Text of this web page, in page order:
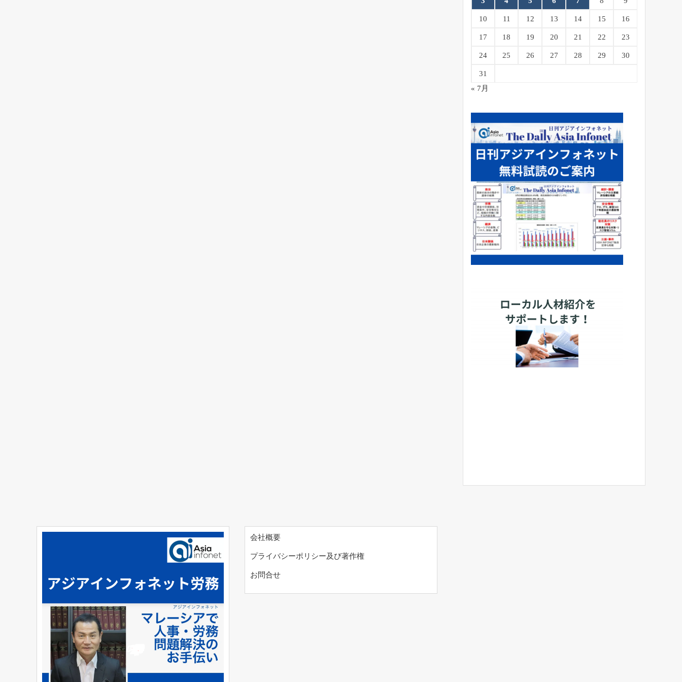
10 11 12 13 14 15 16
17 18 19 20 21 22 23
24 25 26 27 28 29 30
31
« 7月
会社概要
プライバシーポリシー及び著作権
お問合せ